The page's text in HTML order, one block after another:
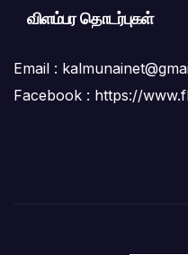
விளம்பர தொடர்புகள்
Email :
Facebook : https://